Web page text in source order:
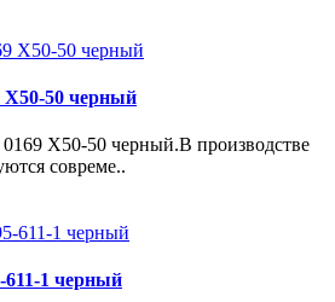
X50-50 черный
X50-50 черный.В производстве
совреме..
611-1 черный